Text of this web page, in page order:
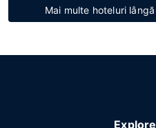
Mai multe hoteluri